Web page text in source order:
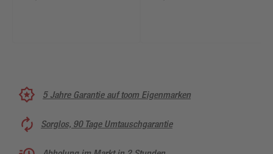
5 Jahre Garantie auf toom Eigenmarken
Sorglos, 90 Tage Umtauschgarantie